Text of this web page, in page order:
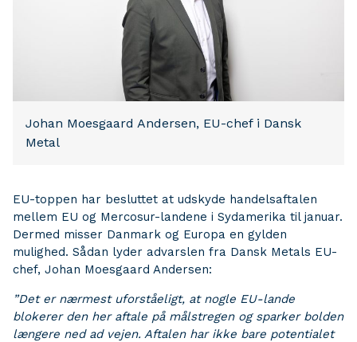
Johan Moesgaard Andersen, EU-chef i Dansk
Metal
EU-toppen har besluttet at udskyde handelsaftalen
mellem EU og Mercosur-landene i Sydamerika til januar.
Dermed misser Danmark og Europa en gylden
mulighed. Sådan lyder advarslen fra Dansk Metals EU-
chef, Johan Moesgaard Andersen:
”Det er nærmest uforståeligt, at nogle EU-lande
blokerer den her aftale på målstregen og sparker bolden
længere ned ad vejen. Aftalen har ikke bare potentialet